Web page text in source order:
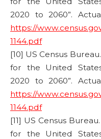
2020 to 2060”.
https://
1144.pdf
[10] US Census
for the United
2020 to 2060”.
https://
1144.pdf
[11] US Census
for the United